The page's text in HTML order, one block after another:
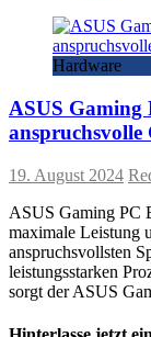
Hardware
ASUS Gaming
anspruchsvolle
19. August 2024
ASUS Gaming PC
maximale Leistung
anspruchsvollsten
leistungsstarken
sorgt der ASUS